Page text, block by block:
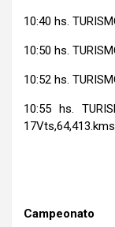
10:40 hs.
10:50 hs.
10:52 hs.
10:55 hs.
Campeonato